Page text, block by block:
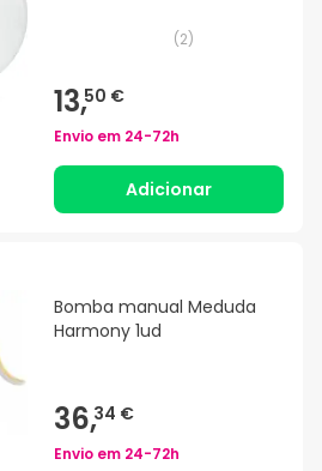
(2)
13,50 €
Envio em 24-72h
Adicionar
Bomba manual Meduda
Harmony 1ud
36,34 €
Envio em 24-72h